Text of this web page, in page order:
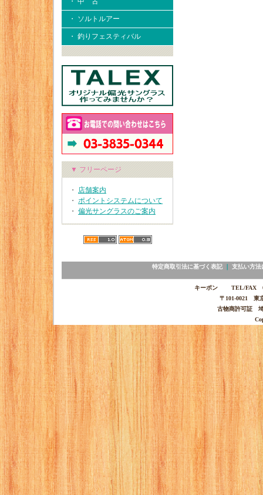
・ ソルトルアー
・ 釣りフェスティバル
▼ フリーページ
・ 店舗案内
・ ポイントシステムについて
・ 偏光サングラスのご案内
特定商取引法に基づく表記｜ 支払い方法
キーポン TEL/FAX
〒101-0021 東
古物商許可証